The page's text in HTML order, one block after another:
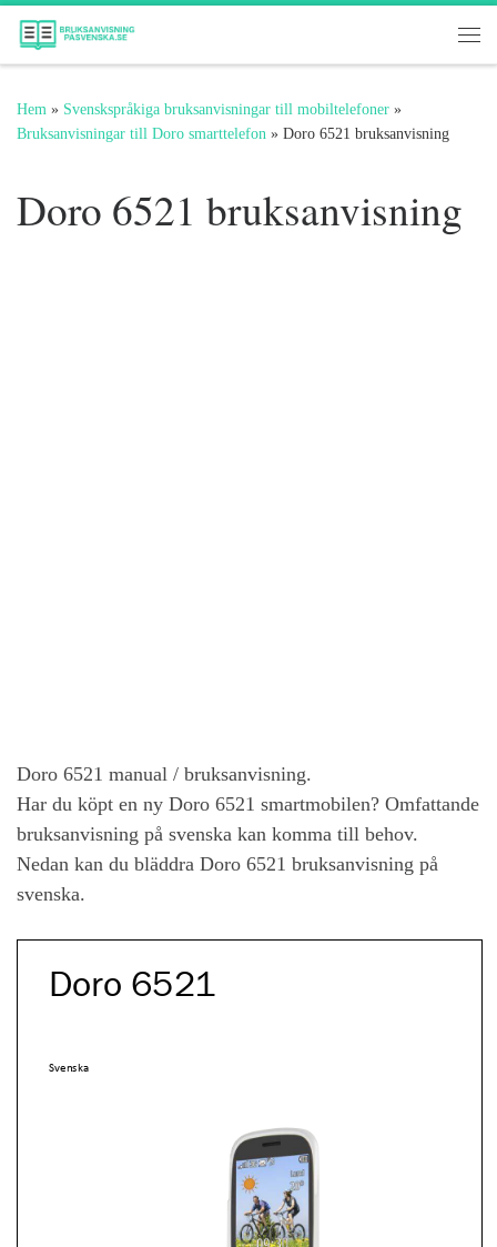
Hoppa till innehåll
Hem » Svenskspråkiga bruksanvisningar till mobiltelefoner »
Bruksanvisningar till Doro smarttelefon » Doro 6521 bruksanvisning
Doro 6521 bruksanvisning
Doro 6521 manual / bruksanvisning.
Har du köpt en ny Doro 6521 smartmobilen? Omfattande
bruksanvisning på svenska kan komma till behov.
Nedan kan du bläddra Doro 6521 bruksanvisning på
svenska.